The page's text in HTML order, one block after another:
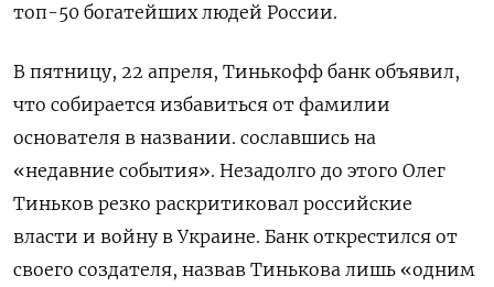
топ-50 богатейших людей России.
В пятницу, 22 апреля, Тинькофф банк объявил,
что собирается избавиться от фамилии
основателя в названии. сославшись на
«недавние события». Незадолго до этого Олег
Тиньков резко раскритиковал российские
власти и войну в Украине. Банк открестился от
своего создателя, назвав Тинькова лишь «одним